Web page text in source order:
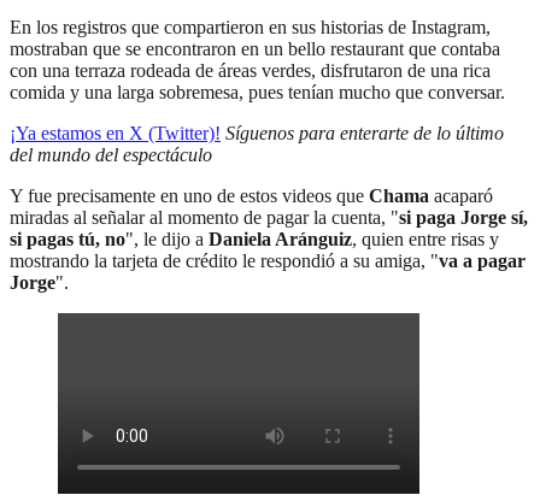
En los registros que compartieron en sus historias de Instagram,
mostraban que se encontraron en un bello restaurant que contaba
con una terraza rodeada de áreas verdes, disfrutaron de una rica
comida y una larga sobremesa, pues tenían mucho que conversar.
¡Ya estamos en X (Twitter)! Síguenos para enterarte de lo último
del mundo del espectáculo
Y fue precisamente en uno de estos videos que Chama acaparó
miradas al señalar al momento de pagar la cuenta, "si paga Jorge sí,
si pagas tú, no", le dijo a Daniela Aránguiz, quien entre risas y
mostrando la tarjeta de crédito le respondió a su amiga, "va a pagar
Jorge".